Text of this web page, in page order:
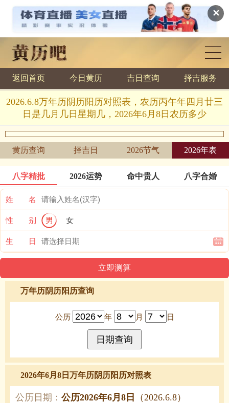
✕
黄历查询
返回首页 今日黄历 吉日查询 择吉服务
2026.6.8万年历阴历阳历对照表，农历丙午年四月廿三
日是几月几日星期几，2026年6月8日农历多少
黄历查询 择吉日 2026节气 2026年表
八字精批 2026运势 命中贵人 八字合婚
姓 名
性 别 男 女
生 日
万年历阴历阳历查询
公历 年 月 日
2026年6月8日万年历阴历阳历对照表
公历日期： 公历2026年6月8日
（2026.6.8）